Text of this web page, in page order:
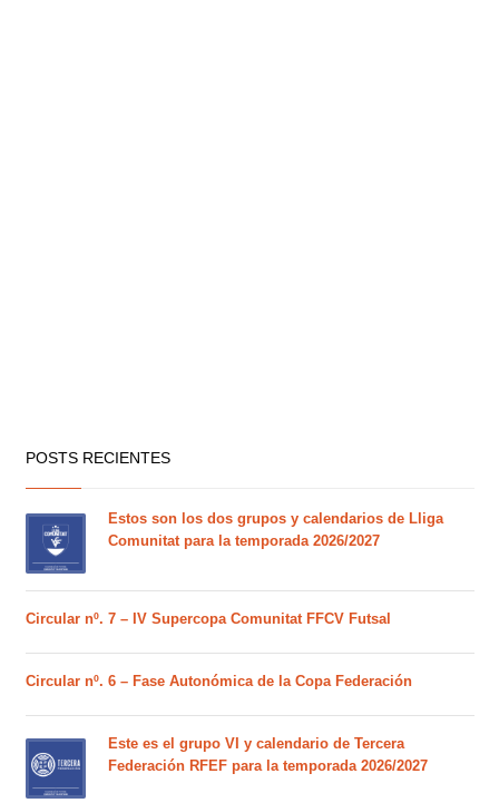
POSTS RECIENTES
Estos son los dos grupos y calendarios de Lliga
Comunitat para la temporada 2026/2027
Circular nº. 7 – IV Supercopa Comunitat FFCV Futsal
Circular nº. 6 – Fase Autonómica de la Copa Federación
Este es el grupo VI y calendario de Tercera
Federación RFEF para la temporada 2026/2027